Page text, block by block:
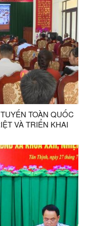
TOÀN QUỐC
VÀ TRIỂN KHAI
XIV